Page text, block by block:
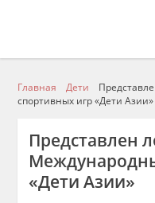
Главная Дети
спортивных игр «Дети Азии»
Представлен
«Дети Азии»